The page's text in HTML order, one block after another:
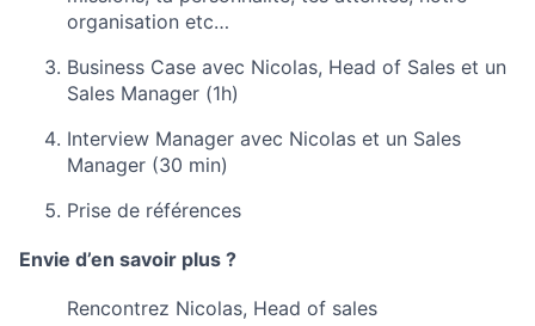
organisation etc…
Business Case avec Nicolas, Head of Sales et un
Sales Manager (1h)
Interview Manager avec Nicolas et un Sales
Manager (30 min)
Prise de références
Envie d’en savoir plus ?
Rencontrez Nicolas, Head of sales